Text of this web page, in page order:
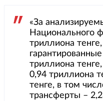
«За
Национального
триллиона
триллиона
0,94 триллиона
тенге, в том
трансферты –